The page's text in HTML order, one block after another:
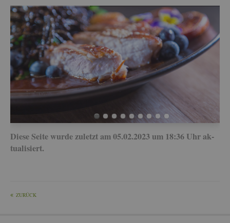
Diese Seite wurde zu­letzt am 05.02.2023 um 18:36 Uhr ak­
tua­li­siert.
ZU­RÜCK